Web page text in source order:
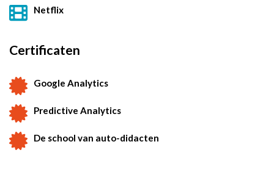
Netflix
Certificaten
Google Analytics
Predictive Analytics
De school van auto-didacten